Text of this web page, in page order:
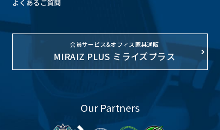
よくあるご質問
会員サービス&オフィス家具通販
MIRAIZ PLUS ミライズプラス
Our Partners